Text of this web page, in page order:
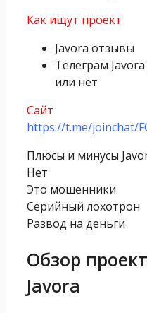
Как ищут проект
Javora отзывы
Телеграм
или нет
Сайт
https://t.me/joinchat/
Плюсы и минусы
Нет
Это мошенники
Серийный лохотрон
Развод на деньги
Обзор
Javora